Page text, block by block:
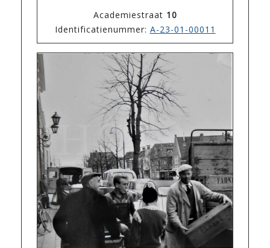
Academiestraat 10
Identificatienummer: A-23-01-00011